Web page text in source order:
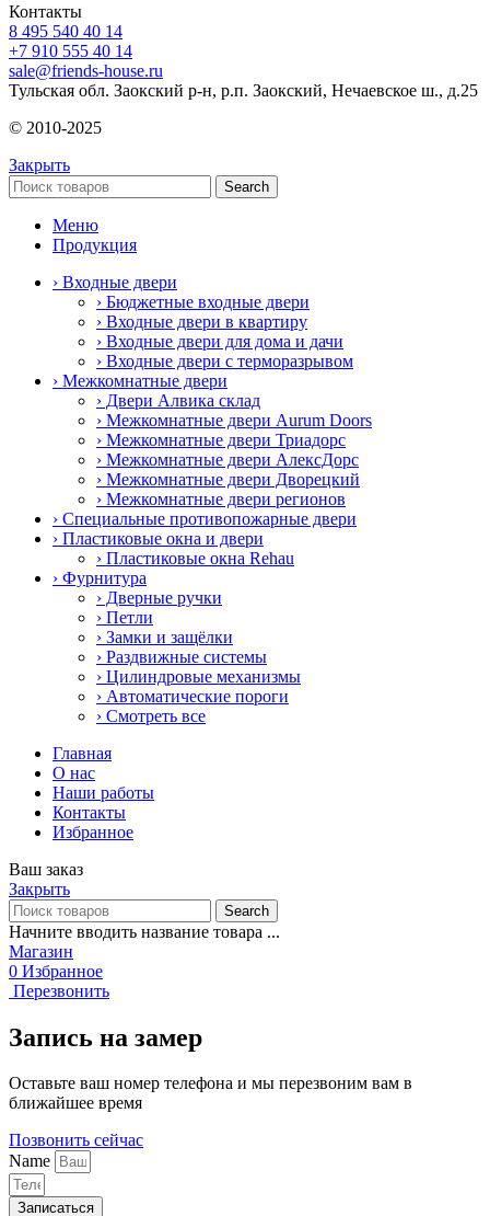
Контакты
8 495 540 40 14
+7 910 555 40 14
sale@friends-house.ru
Тульская обл. Заокский р-н, р.п. Заокский, Нечаевское ш., д.25
© 2010-2025
Закрыть
Search
Меню
Продукция
› Входные двери
› Бюджетные входные двери
› Входные двери в квартиру
› Входные двери для дома и дачи
› Входные двери с терморазрывом
› Межкомнатные двери
› Двери Алвика склад
› Межкомнатные двери Aurum Doors
› Межкомнатные двери Триадорс
› Межкомнатные двери АлексДорс
› Межкомнатные двери Дворецкий
› Межкомнатные двери регионов
› Специальные противопожарные двери
› Пластиковые окна и двери
› Пластиковые окна Rehau
› Фурнитура
› Дверные ручки
› Петли
› Замки и защёлки
› Раздвижные системы
› Цилиндровые механизмы
› Автоматические пороги
› Смотреть все
Главная
О нас
Наши работы
Контакты
Избранное
Ваш заказ
Закрыть
Search
Начните вводить название товара ...
Магазин
0 Избранное
Перезвонить
Запись на замер
Оставьте ваш номер телефона и мы перезвоним вам в
ближайшее время
Позвонить сейчас
Name
Записаться